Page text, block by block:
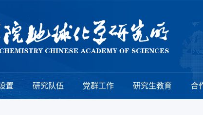
置 研究队伍 党群工作 研究生教育 合